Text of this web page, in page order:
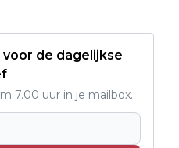
voor de dagelijkse
7.00 uur in je mailbox.